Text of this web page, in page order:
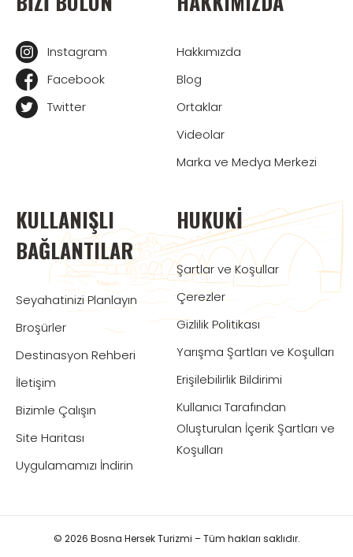
Instagram
Facebook
Twitter
Hakkımızda
Blog
Ortaklar
Videolar
Marka ve Medya Merkezi
KULLANIŞLI
BAĞLANTILAR
Seyahatinizi Planlayın
Broşürler
Destinasyon Rehberi
İletişim
Bizimle Çalışın
Site Haritası
Uygulamamızı İndirin
HUKUKI
Şartlar ve Koşullar
Çerezler
Gizlilik Politikası
Yarışma Şartları ve Koşulları
Erişilebilirlik Bildirimi
Kullanıcı Tarafından
Oluşturulan İçerik Şartları ve
Koşulları
© 2026 Bosna Hersek Turizmi – Tüm hakları saklıdır.